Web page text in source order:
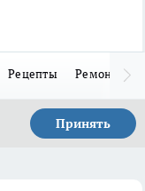
Рецепты Ремонт
Принять